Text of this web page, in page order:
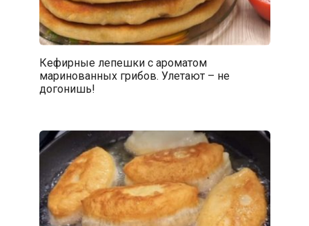
Кефирные лепешки с ароматом
маринованных грибов. Улетают – не
догонишь!